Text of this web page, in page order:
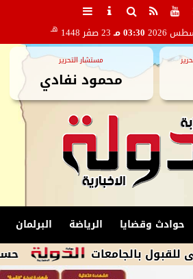
03:30 مـ 23 صفر 1448 هـ
مستشار التحرير
محمود نفادي
حوادث وقضايا الرياضة البرلمان
حسام